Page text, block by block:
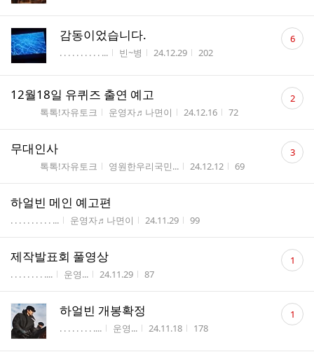
감동이었습니다.
게시판명
. . . . . . . . . . ... 작성자
빈~병 작성시간
24.12.29 조회수
202
댓
글 6
12월18일 유퀴즈 출연 예고
게시판명
톡톡!자유토크 작성자
운영자♬나면이 작성시간
24.12.16 조회수
72
댓
글 2
무대인사
게시판명
톡톡!자유토크 작성자
영원한우리국민... 작성시간
24.12.12 조회수
69
댓
글 3
하얼빈 메인 예고편
게시판명
. . . . . . . . . . ... 작성자
운영자♬나면이 작성시간
24.11.29 조회수
99
제작발표회 풀영상
게시판명
. . . . . . . . .... 작성자
운영... 작성시간
24.11.29 조회수
87
댓
글 1
하얼빈 개봉확정
게시판명
. . . . . . . . .... 작성자
운영... 작성시간
24.11.18 조회수
178
댓
글 1